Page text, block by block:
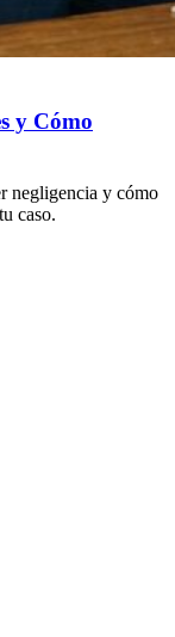
y Cómo
negligencia y cómo
caso.